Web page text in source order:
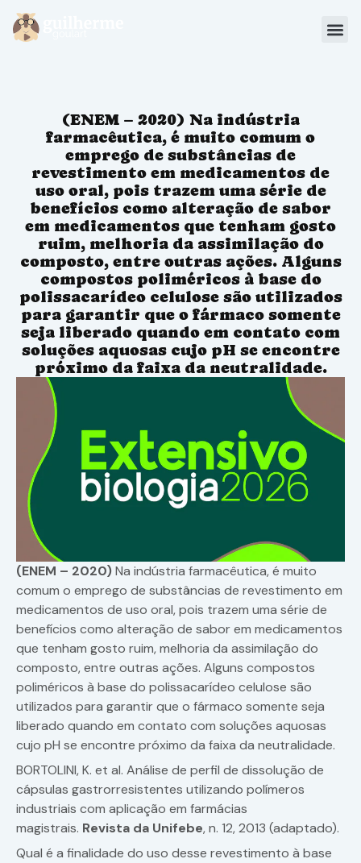
Sou Aluno
(ENEM – 2020) Na indústria
farmacêutica, é muito comum o
emprego de substâncias de
revestimento em medicamentos de
uso oral, pois trazem uma série de
benefícios como alteração de sabor
em medicamentos que tenham gosto
ruim, melhoria da assimilação do
composto, entre outras ações. Alguns
compostos poliméricos à base do
polissacarídeo celulose são utilizados
para garantir que o fármaco somente
seja liberado quando em contato com
soluções aquosas cujo pH se encontre
próximo da faixa da neutralidade.
(ENEM – 2020)Na indústria farmacêutica, é muito
comum o emprego de substâncias de revestimento em
medicamentos de uso oral, pois trazem uma série de
benefícios como alteração de sabor em medicamentos
que tenham gosto ruim, melhoria da assimilação do
composto, entre outras ações. Alguns compostos
poliméricos à base do polissacarídeo celulose são
utilizados para garantir que o fármaco somente seja
liberado quando em contato com soluções aquosas
cujo pH se encontre próximo da faixa da neutralidade.
BORTOLINI, K. et al. Análise de perfil de dissolução de
cápsulas gastrorresistentes utilizando polímeros
industriais com aplicação em farmácias
magistrais. Revista da Unifebe, n. 12, 2013 (adaptado).
Qual é a finalidade do uso desse revestimento à base